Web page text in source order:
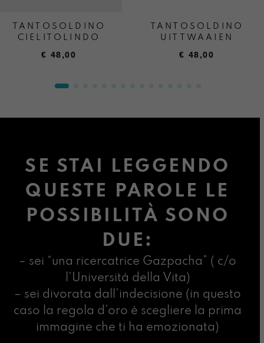
TANTOSOLDINO
CIELITOLINDO
€ 48,00
TANTOSOLDINO
UITTWAAIEN
€ 48,00
SE STAI LEGGENDO
QUESTE PAROLE LE
POSSIBILITÀ SONO
DUE:
– sei “una ricercatrice Gazpacha” ( c/o
l’Università della Vita)
– sei divorata dall’indecisione (in questo
caso la regola d’oro è scegliere la prima
immagine che ti ha emozionata)